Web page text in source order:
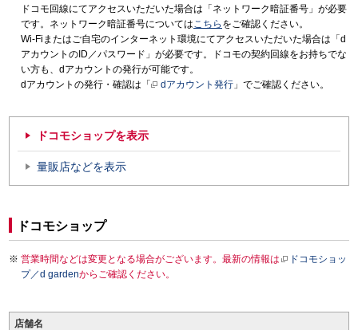
ドコモ回線にてアクセスいただいた場合は「ネットワーク暗証番号」が必要
です。ネットワーク暗証番号についてはこちら をご確認ください。
Wi-Fiまたはご自宅のインターネット環境にてアクセスいただいた場合は「d
アカウントのID／パスワード」が必要です。ドコモの契約回線をお持ちでな
い方も、dアカウントの発行が可能です。
dアカウントの発行・確認は「
dアカウント発行 」でご確認ください。
ドコモショップを表示
量販店などを表示
ドコモショップ
営業時間などは変更となる場合がございます。最新の情報は
ドコモショッ
プ／d gardenからご確認ください。
店舗名